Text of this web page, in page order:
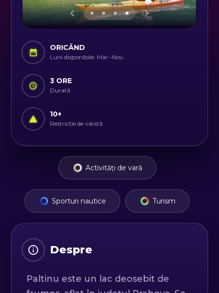
ORICÂND
Luni disponibile: Mar.-Nov.
3 ORE
Durată
10+
Restricție de vârstă
Activități de vară
Sporturi nautice Turism
Despre
Paltinu este un lac deosebit de